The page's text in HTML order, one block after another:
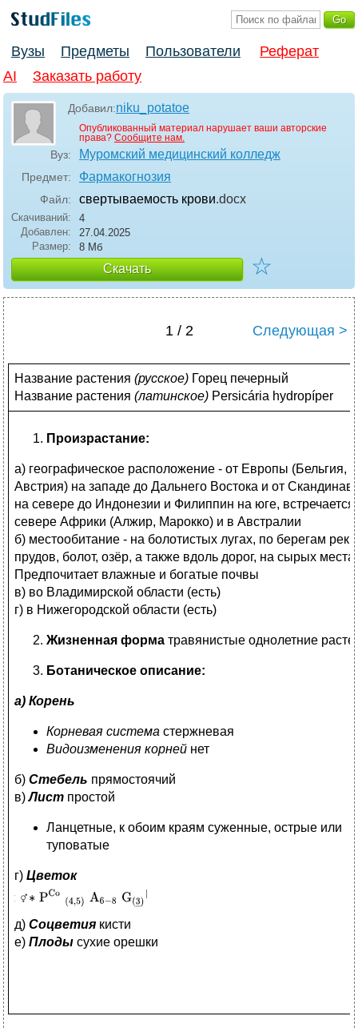
Вузы Предметы Пользователи
Реферат
AI
Заказать работу
Добавил:niku_potatoe
Опубликованный материал нарушает ваши авторские
права? Сообщите нам.
Вуз: Муромский медицинский колледж
Предмет: Фармакогнозия
Файл: свертываемость крови.docx
Скачиваний:
4
Добавлен:
27.04.2025
Размер:
8 Мб
Скачать ☆
1 / 2 Следующая >
Название растения (русское) Горец печерный
Название растения (латинское) Persicária hydropíper
Произрастание:
а) географическое расположение - от Европы (Бельгия,
Австрия) на западе до Дальнего Востока и от
на севере до Индонезии и Филиппин на юге, встречается
севере Африки (Алжир, Марокко) и в Австралии
б) местообитание - на болотистых лугах, по берегам рек,
прудов, болот, озёр, а также вдоль дорог, на сырых
Предпочитает влажные и богатые почвы
в) во Владимирской области (есть)
г) в Нижегородской области (есть)
Жизненная форма травянистые однолетние
Ботаническое описание:
а) Корень
Корневая система стержневая
Видоизменения корней нет
б) Стебель прямостоячий
в)Лист простой
Ланцетные, к обоим краям суженные, острые или
туповатые
г) Цветок
д) Соцветия кисти
е) Плоды сухие орешки